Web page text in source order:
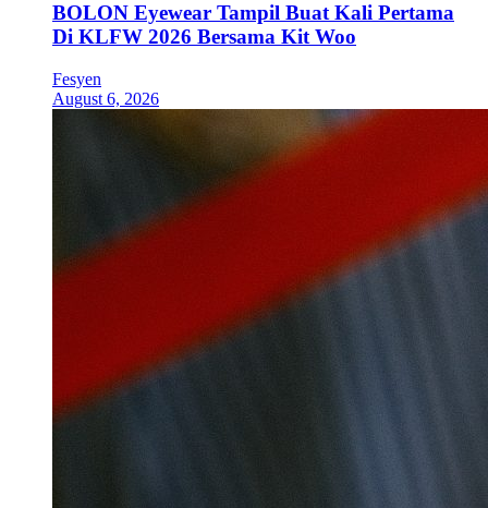
BOLON Eyewear Tampil Buat Kali Pertama
Di KLFW 2026 Bersama Kit Woo
Fesyen
August 6, 2026